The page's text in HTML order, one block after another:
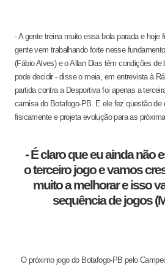
- A gente treina muito essa bola parada e hoje
gente vem trabalhando forte nesse
(Fábio Alves) e o Allan Dias têm condições de
pode decidir - disse o meia, em entrevista à
partida contra a Desportiva foi apenas a
camisa do Botafogo-PB. E ele fez questão de
fisicamente e projeta evolução para as
- É claro que eu ainda não
o terceiro jogo e vamos
muito a melhorar e isso
sequência de jogos
O próximo jogo do Botafogo-PB pelo